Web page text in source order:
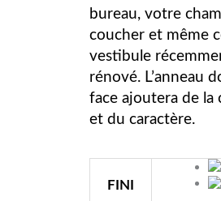
bureau, votre
coucher et même
vestibule
rénové. L’anneau
face ajoutera de la
et du caractère.
FINI